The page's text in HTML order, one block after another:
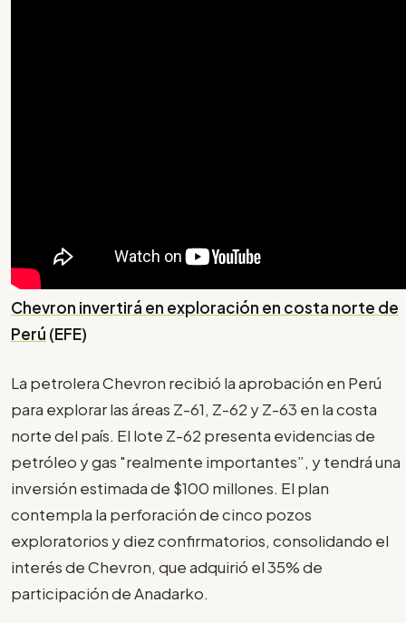
Chevron invertirá en exploración en costa norte de
Perú (EFE)
La petrolera Chevron recibió la aprobación en Perú
para explorar las áreas Z-61, Z-62 y Z-63 en la costa
norte del país. El lote Z-62 presenta evidencias de
petróleo y gas "realmente importantes”, y tendrá una
inversión estimada de $100 millones. El plan
contempla la perforación de cinco pozos
exploratorios y diez confirmatorios, consolidando el
interés de Chevron, que adquirió el 35% de
participación de Anadarko.